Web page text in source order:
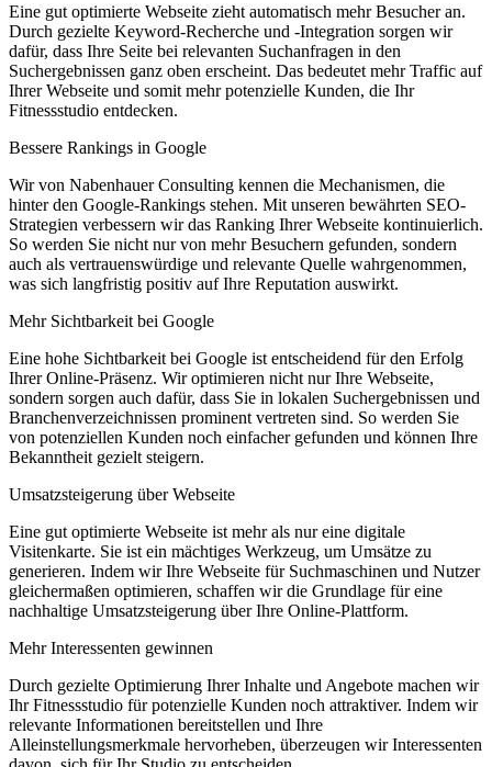
Eine gut optimierte Webseite zieht automatisch mehr Besucher an.
Durch gezielte Keyword-Recherche und -Integration sorgen wir
dafür, dass Ihre Seite bei relevanten Suchanfragen in den
Suchergebnissen ganz oben erscheint. Das bedeutet mehr Traffic auf
Ihrer Webseite und somit mehr potenzielle Kunden, die Ihr
Fitnessstudio entdecken.
Bessere Rankings in Google
Wir von Nabenhauer Consulting kennen die Mechanismen, die
hinter den Google-Rankings stehen. Mit unseren bewährten SEO-
Strategien verbessern wir das Ranking Ihrer Webseite kontinuierlich.
So werden Sie nicht nur von mehr Besuchern gefunden, sondern
auch als vertrauenswürdige und relevante Quelle wahrgenommen,
was sich langfristig positiv auf Ihre Reputation auswirkt.
Mehr Sichtbarkeit bei Google
Eine hohe Sichtbarkeit bei Google ist entscheidend für den Erfolg
Ihrer Online-Präsenz. Wir optimieren nicht nur Ihre Webseite,
sondern sorgen auch dafür, dass Sie in lokalen Suchergebnissen und
Branchenverzeichnissen prominent vertreten sind. So werden Sie
von potenziellen Kunden noch einfacher gefunden und können Ihre
Bekanntheit gezielt steigern.
Umsatzsteigerung über Webseite
Eine gut optimierte Webseite ist mehr als nur eine digitale
Visitenkarte. Sie ist ein mächtiges Werkzeug, um Umsätze zu
generieren. Indem wir Ihre Webseite für Suchmaschinen und Nutzer
gleichermaßen optimieren, schaffen wir die Grundlage für eine
nachhaltige Umsatzsteigerung über Ihre Online-Plattform.
Mehr Interessenten gewinnen
Durch gezielte Optimierung Ihrer Inhalte und Angebote machen wir
Ihr Fitnessstudio für potenzielle Kunden noch attraktiver. Indem wir
relevante Informationen bereitstellen und Ihre
Alleinstellungsmerkmale hervorheben, überzeugen wir Interessenten